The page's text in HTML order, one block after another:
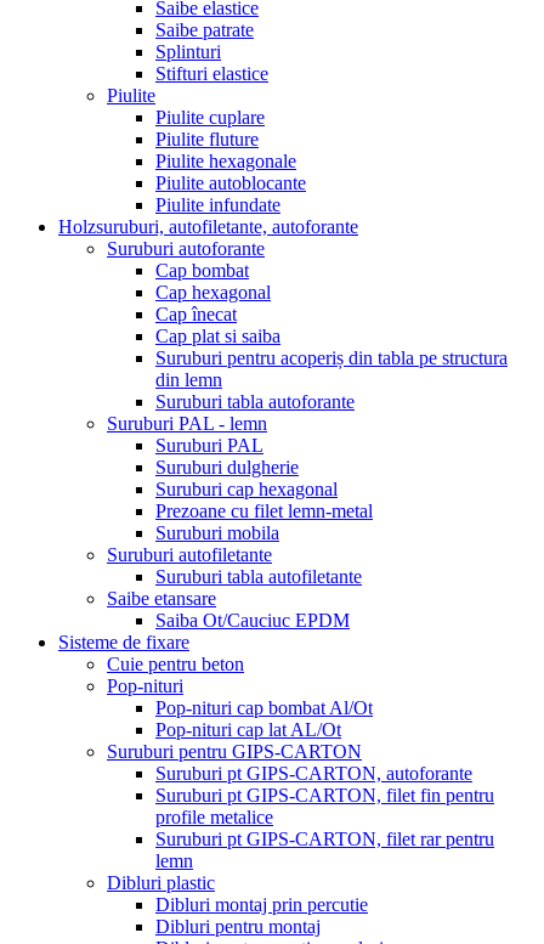
Saibe elastice
Saibe patrate
Splinturi
Stifturi elastice
Piulite
Piulite cuplare
Piulite fluture
Piulite hexagonale
Piulite autoblocante
Piulite infundate
Holzsuruburi, autofiletante, autoforante
Suruburi autoforante
Cap bombat
Cap hexagonal
Cap înecat
Cap plat si saiba
Suruburi pentru acoperiș din tabla pe structura
din lemn
Suruburi tabla autoforante
Suruburi PAL - lemn
Suruburi PAL
Suruburi dulgherie
Suruburi cap hexagonal
Prezoane cu filet lemn-metal
Suruburi mobila
Suruburi autofiletante
Suruburi tabla autofiletante
Saibe etansare
Saiba Ot/Cauciuc EPDM
Sisteme de fixare
Cuie pentru beton
Pop-nituri
Pop-nituri cap bombat Al/Ot
Pop-nituri cap lat AL/Ot
Suruburi pentru GIPS-CARTON
Suruburi pt GIPS-CARTON, autoforante
Suruburi pt GIPS-CARTON, filet fin pentru
profile metalice
Suruburi pt GIPS-CARTON, filet rar pentru
lemn
Dibluri plastic
Dibluri montaj prin percutie
Dibluri pentru montaj